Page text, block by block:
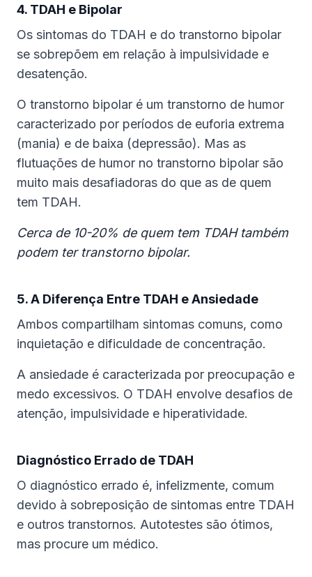
4. TDAH e Bipolar
Os sintomas do TDAH e do transtorno bipolar
se sobrepõem em relação à impulsividade e
desatenção.
O transtorno bipolar é um transtorno de humor
caracterizado por períodos de euforia extrema
(mania) e de baixa (depressão). Mas as
flutuações de humor no transtorno bipolar são
muito mais desafiadoras do que as de quem
tem TDAH.
Cerca de 10-20% de quem tem TDAH também
podem ter transtorno bipolar.
5. A Diferença Entre TDAH e Ansiedade
Ambos compartilham sintomas comuns, como
inquietação e dificuldade de concentração.
A ansiedade é caracterizada por preocupação e
medo excessivos. O TDAH envolve desafios de
atenção, impulsividade e hiperatividade.
Diagnóstico Errado de TDAH
O diagnóstico errado é, infelizmente, comum
devido à sobreposição de sintomas entre TDAH
e outros transtornos. Autotestes são ótimos,
mas procure um médico.